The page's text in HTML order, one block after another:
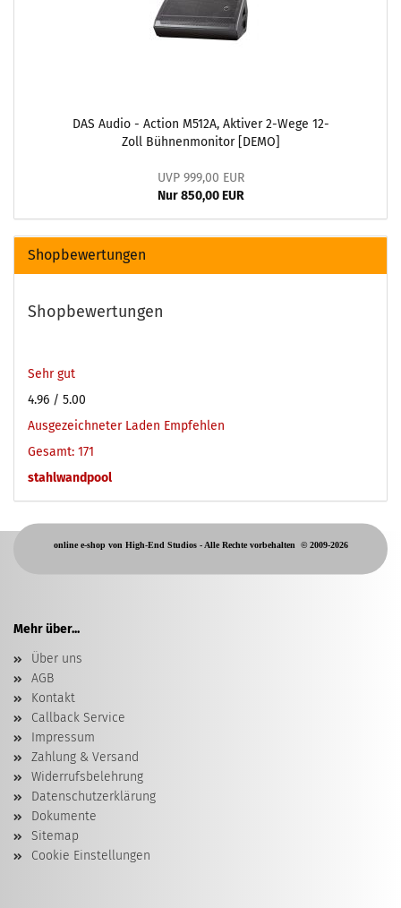
DAS Audio - Action M512A, Aktiver 2-Wege 12-
Zoll Bühnenmonitor [DEMO]
UVP 999,00 EUR
Nur 850,00 EUR
Shopbewertungen
Shopbewertungen
Sehr gut
4.96 / 5.00
Ausgezeichneter Laden Empfehlen
Gesamt: 171
stahlwandpool
online e-shop von High-End Studios -Alle Rechte vorbehalten © 2009-2026
Mehr über...
Über uns
AGB
Kontakt
Callback Service
Impressum
Zahlung & Versand
Widerrufsbelehrung
Datenschutzerklärung
Dokumente
Sitemap
Cookie Einstellungen